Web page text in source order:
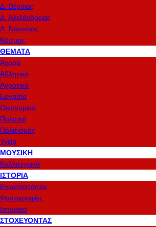
Δ. Βέροιας
Δ. Αλεξάνδρειας
Δ. Νάουσας
Κόσμος
ΘΈΜΑΤΑ
Αγορά
Αθλητικά
Αγροτικά
Εργασία
Οικονομικά
Πολιτική
Πολιτισμός
Υγεία
ΜΟΥΣΙΚΉ
Καλλιτεχνικά
ΙΣΤΟΡΊΑ
Εγκαταστάσεις
Φωτογραφίες
Ιστορικό
ΣΤΟΧΕΎΟΝΤΑΣ